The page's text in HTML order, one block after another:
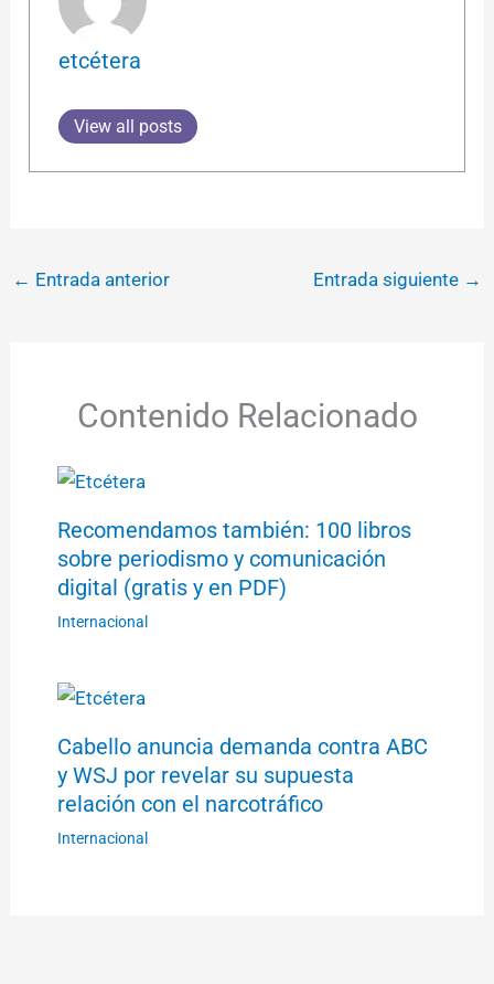
etcétera
View all posts
← Entrada anterior Entrada siguiente →
Contenido Relacionado
Recomendamos también: 100 libros
sobre periodismo y comunicación
digital (gratis y en PDF)
Internacional
Cabello anuncia demanda contra ABC
y WSJ por revelar su supuesta
relación con el narcotráfico
Internacional